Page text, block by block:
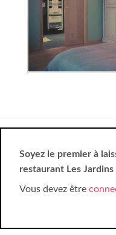
Soyez le premier à
restaurant Les
Vous devez être